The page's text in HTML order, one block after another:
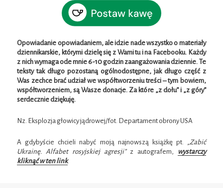
Opowiadanie opowiadaniem, ale idzie nade wszystko o materiały
dziennikarskie, którymi dzielę się z Wami tu i na Facebooku. Każdy
z nich wymaga ode mnie 6-10 godzin zaangażowania dziennie. Te
teksty tak długo pozostaną ogólnodostępne, jak długo część z
Was zechce brać udział we współtworzeniu treści – tym bowiem,
współtworzeniem, są Wasze donacje. Za które „z dołu” i „z góry”
serdecznie dziękuję.
Nz. Eksplozja głowicy jądrowej/fot. Departament obrony USA
A gdybyście chcieli nabyć moją najnowszą książkę pt. „Zabić
Ukrainę. Alfabet rosyjskiej agresji”z autografem,
wystarczy
kliknąć w ten link.